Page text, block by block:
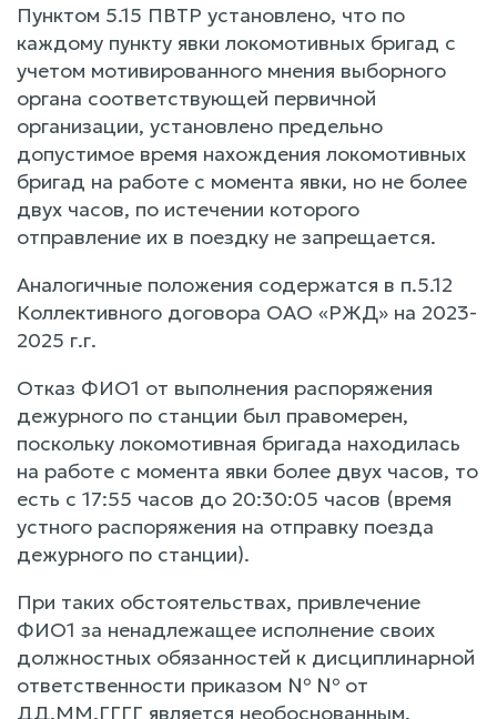
Пунктом 5.15 ПВТР установлено, что по
каждому пункту явки локомотивных бригад с
учетом мотивированного мнения выборного
органа соответствующей первичной
организации, установлено предельно
допустимое время нахождения локомотивных
бригад на работе с момента явки, но не более
двух часов, по истечении которого
отправление их в поездку не запрещается.
Аналогичные положения содержатся в п.5.12
Коллективного договора ОАО «РЖД» на 2023-
2025 г.г.
Отказ ФИО1 от выполнения распоряжения
дежурного по станции был правомерен,
поскольку локомотивная бригада находилась
на работе с момента явки более двух часов, то
есть с 17:55 часов до 20:30:05 часов (время
устного распоряжения на отправку поезда
дежурного по станции).
При таких обстоятельствах, привлечение
ФИО1 за ненадлежащее исполнение своих
должностных обязанностей к дисциплинарной
ответственности приказом № № от
ДД.ММ.ГГГГ является необоснованным,